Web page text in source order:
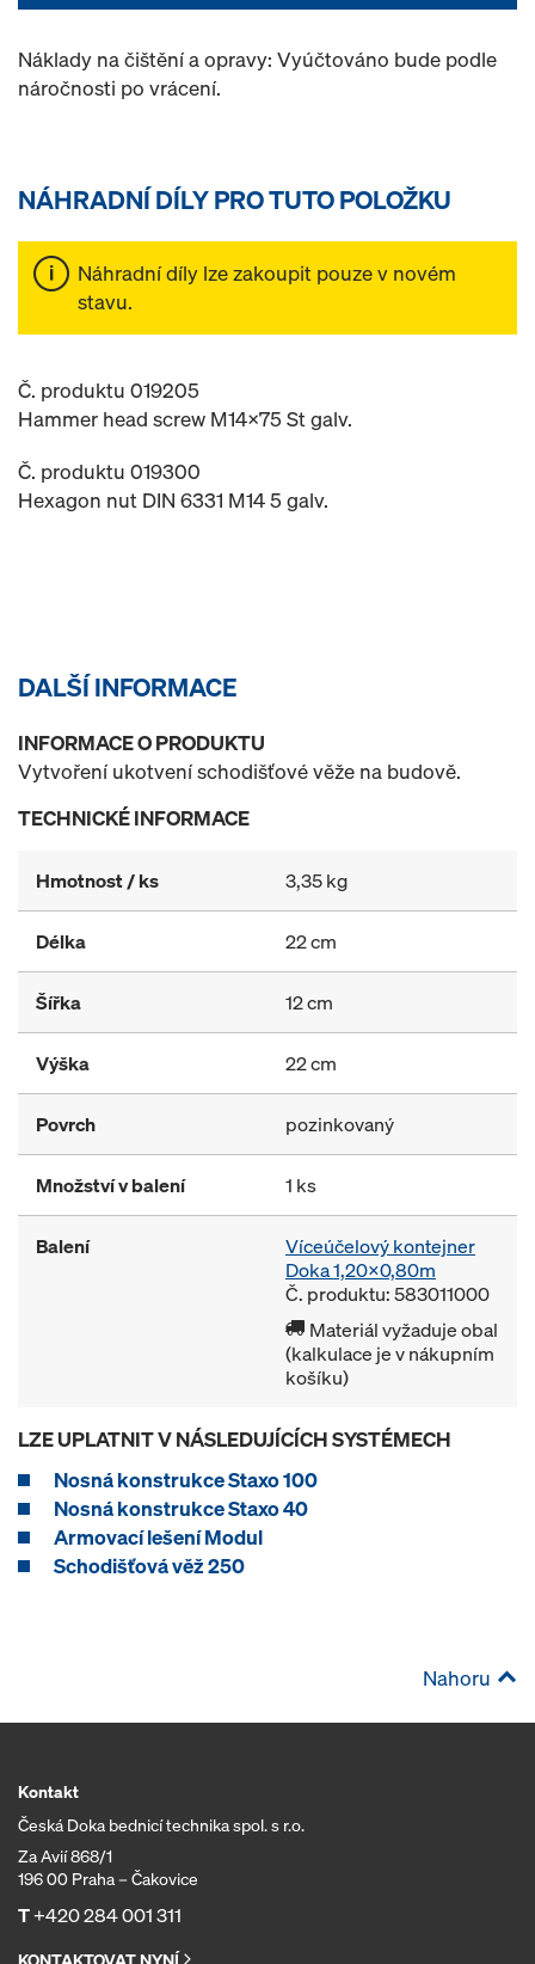
Náklady na čištění a opravy: Vyúčtováno bude podle
náročnosti po vrácení.
NÁHRADNÍ DÍLY PRO TUTO POLOŽKU
Náhradní díly lze zakoupit pouze v novém
stavu.
Č. produktu 019205
Hammer head screw M14x75 St galv.
Č. produktu 019300
Hexagon nut DIN 6331 M14 5 galv.
DALŠÍ INFORMACE
INFORMACE O PRODUKTU
Vytvoření ukotvení schodišťové věže na budově.
TECHNICKÉ INFORMACE
Hmotnost / ks 3,35 kg
Délka 22 cm
Šířka 12 cm
Výška 22 cm
Povrch pozinkovaný
Množství v balení 1 ks
Balení
Víceúčelový kontejner
Doka 1,20x0,80m
Č. produktu: 583011000
Materiál vyžaduje obal
(kalkulace je v nákupním
košíku)
LZE UPLATNIT V NÁSLEDUJÍCÍCH SYSTÉMECH
Nosná konstrukce Staxo 100
Nosná konstrukce Staxo 40
Armovací lešení Modul
Schodišťová věž 250
Nahoru
Kontakt
Česká Doka bednicí technika spol. s r.o.
Za Avií 868/1
196 00 Praha – Čakovice
T+420 284 001 311